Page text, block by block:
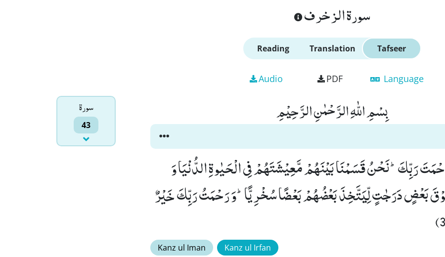
سورة الزخرف
Reading Translation Tafseer
Audio PDF Language
سورۃ
43
بِسْمِ اللّٰهِ الرَّحْمٰنِ الرَّحِیْمِ
رَبِّكَؕ-نَحْنُ قَسَمْنَا بَیْنَهُمْ مَّعِیْشَتَهُمْ فِی الْحَیٰوةِ الدُّنْیَا وَ
بَعْضٍ دَرَجٰتٍ لِّیَتَّخِذَ بَعْضُهُمْ بَعْضًا سُخْرِیًّاؕ-وَ رَحْمَتُ رَبِّكَ خَیْرٌ
Kanz ul Iman Kanz ul Irfan